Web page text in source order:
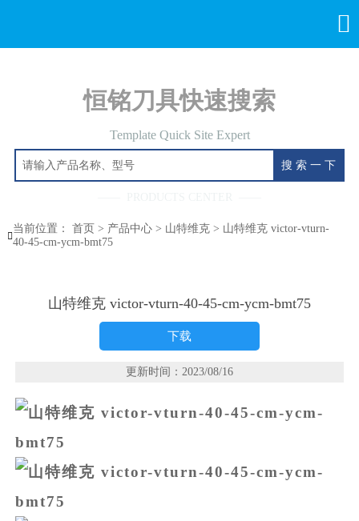

恒铭刀具快速搜索
Template Quick Site Expert
搜 索 一 下

当前位置： 首页 > 产品中心> 山特维克> 山特维克 victor-vturn-
40-45-cm-ycm-bmt75
山特维克 victor-vturn-40-45-cm-ycm-bmt75
下载
更新时间：2023/08/16